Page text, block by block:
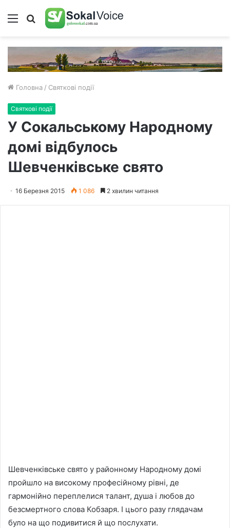
Меню Пошук
Головна / Святкові події
Святкові події
У Сокальському Народному
домі відбулось
Шевченківське свято
16 Березня 2015 1 086 2 хвилин читання
Шевченківське свято у районному Народному домі
пройшло на високому професійному рівні, де
гармонійно переплелися талант, душа і любов до
безсмертного слова Кобзаря. І цього разу глядачам
було на що подивитися й що послухати.